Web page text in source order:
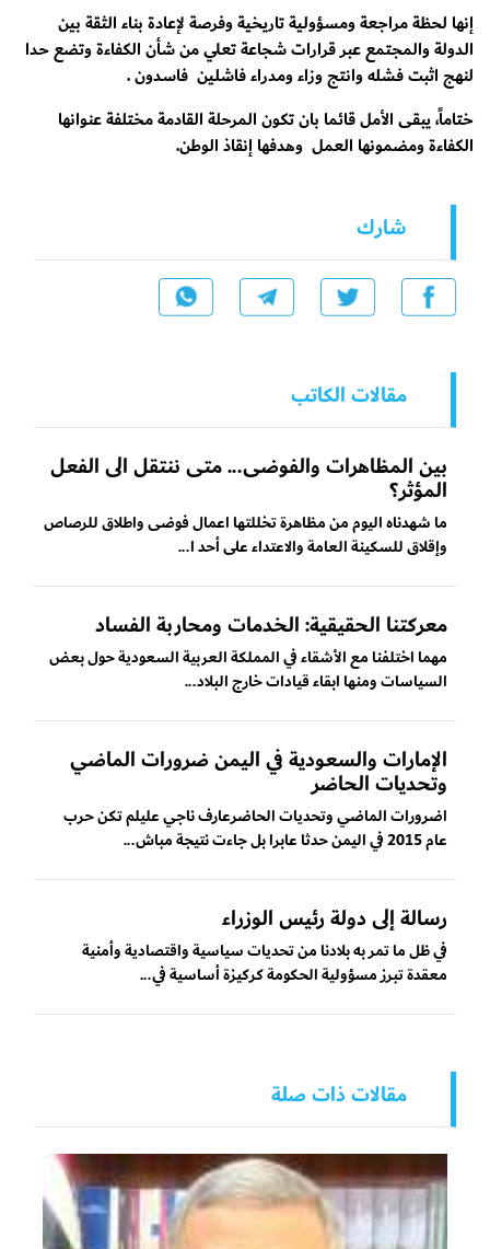
إنها لحظة مراجعة ومسؤولية تاريخية وفرصة لإعادة بناء الثقة بين
الدولة والمجتمع عبر قرارات شجاعة تعلي من شأن الكفاءة وتضع حدا
لنهج اثبت فشله وانتج وزاء ومدراء فاشلين فاسدون .
ختاماً، يبقى الأمل قائما بان تكون المرحلة القادمة مختلفة عنوانها
الكفاءة ومضمونها العمل وهدفها إنقاذ الوطن.
شارك
مقالات الكاتب
بين المظاهرات والفوضى... متى ننتقل الى الفعل
المؤثر؟
ما شهدناه اليوم من مظاهرة تخللتها اعمال فوضى واطلاق للرصاص
وإقلاق للسكينة العامة والاعتداء على أحد ا...
معركتنا الحقيقية: الخدمات ومحاربة الفساد
مهما اختلفنا مع الأشقاء في المملكة العربية السعودية حول بعض
السياسات ومنها ابقاء قيادات خارج البلاد...
الإمارات والسعودية في اليمن ضرورات الماضي
وتحديات الحاضر
اضرورات الماضي وتحديات الحاضرعارف ناجي عليلم تكن حرب
عام 2015 في اليمن حدثا عابرا بل جاءت نتيجة مباش...
رسالة إلى دولة رئيس الوزراء
في ظل ما تمر به بلادنا من تحديات سياسية واقتصادية وأمنية
معقدة تبرز مسؤولية الحكومة كركيزة أساسية في...
مقالات ذات صلة